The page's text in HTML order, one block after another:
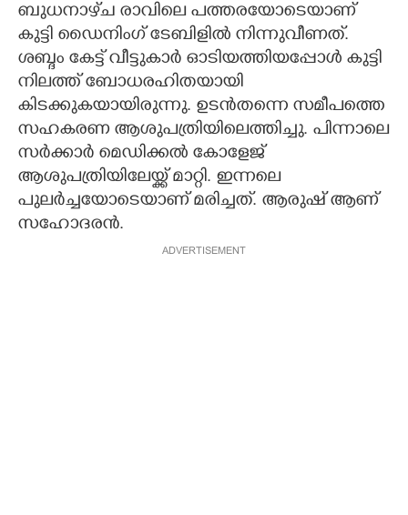
ബുധനാഴ്‌ച രാവിലെ പത്തരയോടെയാണ്
കുട്ടി ഡൈനിംഗ് ടേബിളിൽ നിന്നുവീണത്.
ശബ്ദം കേട്ട് വീട്ടുകാർ ഓടിയത്തിയപ്പോൾ കുട്ടി
നിലത്ത് ബോധരഹിതയായി
കിടക്കുകയായിരുന്നു. ഉടൻതന്നെ സമീപത്തെ
സഹകരണ ആശുപത്രിയിലെത്തിച്ചു. പിന്നാലെ
സർക്കാർ മെഡിക്കൽ കോളേജ്
ആശുപത്രിയിലേയ്ക്ക് മാറ്റി. ഇന്നലെ
പുലർച്ചയോടെയാണ് മരിച്ചത്. ആരുഷ് ആണ്
സഹോദരൻ.
ADVERTISEMENT